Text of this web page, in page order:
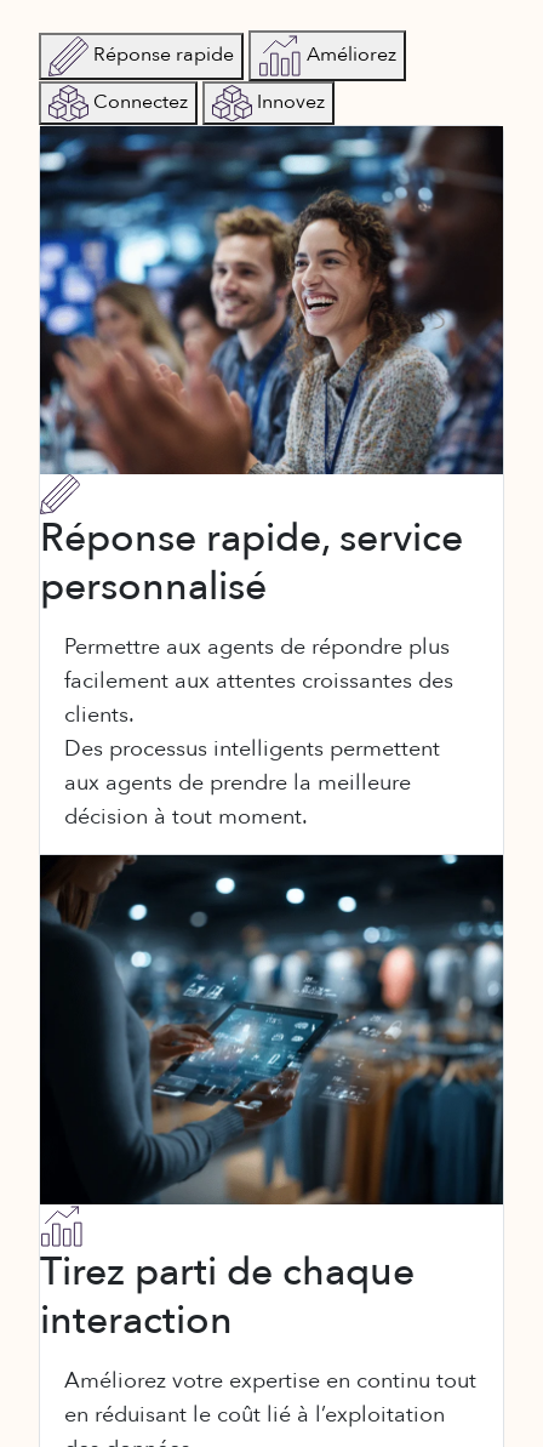
Réponse rapide
Améliorez
Connectez
Innovez
Réponse rapide, service
personnalisé
Permettre aux agents de répondre plus
facilement aux attentes croissantes des
clients.
Des processus intelligents permettent
aux agents de prendre la meilleure
décision à tout moment.
Tirez parti de chaque
interaction
Améliorez votre expertise en continu tout
en réduisant le coût lié à l’exploitation